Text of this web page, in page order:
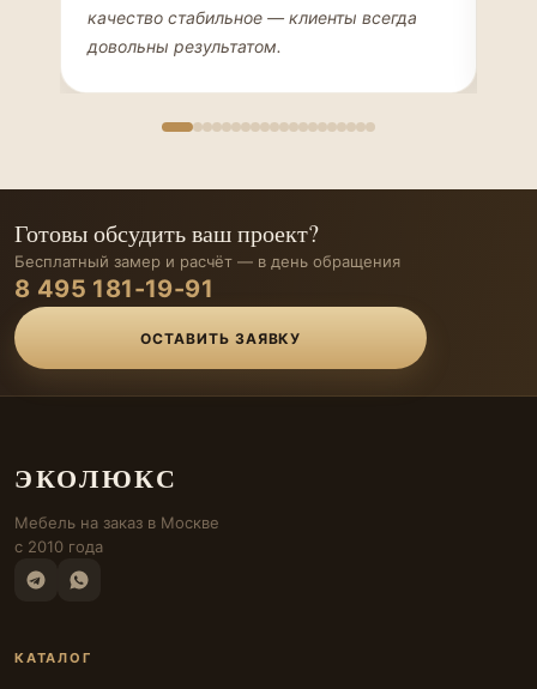
качество стабильное — клиенты всегда
довольны результатом.
Готовы обсудить ваш проект?
Бесплатный замер и расчёт — в день обращения
8 495 181-19-91
ОСТАВИТЬ ЗАЯВКУ
ЭКОЛЮКС
Мебель на заказ в Москве
с 2010 года
КАТАЛОГ